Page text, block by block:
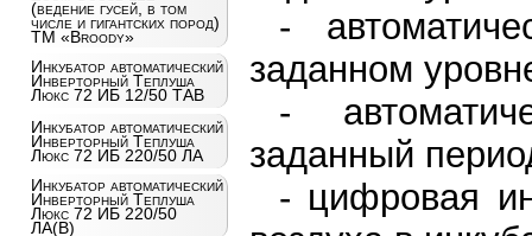
(ведение гусей, в том
числе и гигантских пород)
ТМ «Broody»
Инкубатор автоматический
Инверторный Теплуша
Люкс 72 ИБ 12/50 ТАВ
Инкубатор автоматический
Инверторный Теплуша
Люкс 72 ИБ 220/50 ЛА
Инкубатор автоматический
Инверторный Теплуша
Люкс 72 ИБ 220/50
ЛА(В)
-
заданном
-
заданный
- цифровая